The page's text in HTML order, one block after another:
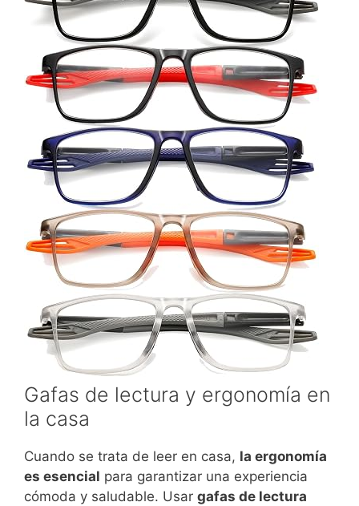
Gafas de lectura y ergonomía en
la casa
Cuando se trata de leer en casa, la ergonomía
es esencial para garantizar una experiencia
cómoda y saludable. Usar gafas de lectura